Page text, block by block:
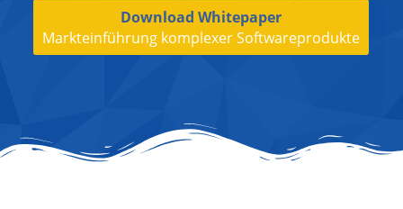
Download Whitepaper
Markteinführung komplexer Softwareprodukte